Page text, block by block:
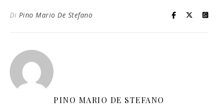
Di Pino Mario De Stefano
PINO MARIO DE STEFANO